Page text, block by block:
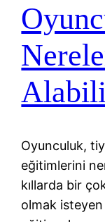
Oyunculuk,
eğitimlerini
kıllarda bir
olmak isteyen